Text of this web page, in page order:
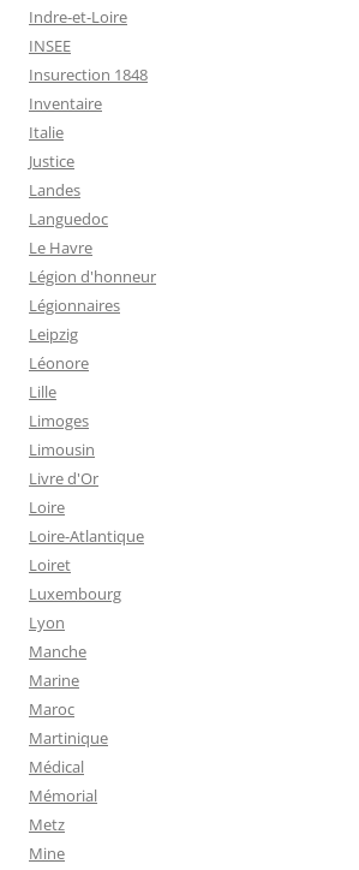
Indre-et-Loire
INSEE
Insurection 1848
Inventaire
Italie
Justice
Landes
Languedoc
Le Havre
Légion d'honneur
Légionnaires
Leipzig
Léonore
Lille
Limoges
Limousin
Livre d'Or
Loire
Loire-Atlantique
Loiret
Luxembourg
Lyon
Manche
Marine
Maroc
Martinique
Médical
Mémorial
Metz
Mine